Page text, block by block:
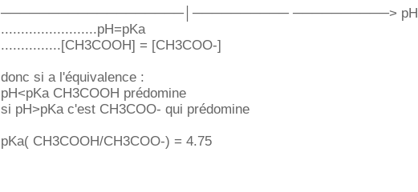
───────────────────│────────── ──────────> pH
........................pH=pKa
...............[CH3COOH] = [CH3COO-]
donc si a l'équivalence :
pH<pKa CH3COOH prédomine
si pH>pKa c'est CH3COO- qui prédomine
pKa( CH3COOH/CH3COO-) = 4.75